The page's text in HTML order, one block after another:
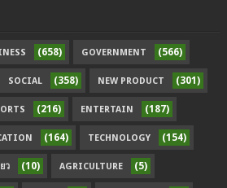
(658) GOVERNMENT (566)
SOCIAL (358) NEW PRODUCT (301)
(216) ENTERTAIN (187)
(164) TECHNOLOGY (154)
ว (10) AGRICULTURE (5)